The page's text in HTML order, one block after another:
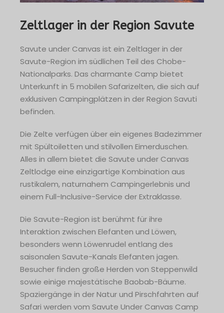
Zeltlager in der Region Savute
Savute under Canvas ist ein Zeltlager in der
Savute-Region im südlichen Teil des Chobe-
Nationalparks. Das charmante Camp bietet
Unterkunft in 5 mobilen Safarizelten, die sich auf
exklusiven Campingplätzen in der Region Savuti
befinden.
Die Zelte verfügen über ein eigenes Badezimmer
mit Spültoiletten und stilvollen Eimerduschen.
Alles in allem bietet die Savute under Canvas
Zeltlodge eine einzigartige Kombination aus
rustikalem, naturnahem Campingerlebnis und
einem Full-Inclusive-Service der Extraklasse.
Die Savute-Region ist berühmt für ihre
Interaktion zwischen Elefanten und Löwen,
besonders wenn Löwenrudel entlang des
saisonalen Savute-Kanals Elefanten jagen.
Besucher finden große Herden von Steppenwild
sowie einige majestätische Baobab-Bäume.
Spaziergänge in der Natur und Pirschfahrten auf
Safari werden vom Savute Under Canvas Camp